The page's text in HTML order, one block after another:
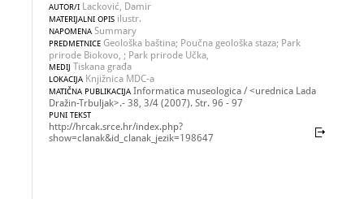
AUTOR/I Lacković, Damir
MATERIJALNI OPIS ilustr.
NAPOMENA Summary
PREDMETNICE Geološka baština; Poučna geološka staza; Park
prirode Biokovo, ; Park prirode Učka,
MEDIJ Tiskana građa
LOKACIJA Knjižnica MDC-a
MATIČNA PUBLIKACIJA Informatica museologica / <urednica Lada
Dražin-Trbuljak>.- 38, 3/4 (2007). Str. 96 - 97
PUNI TEKST
http://hrcak.srce.hr/index.php?
show=clanak&id_clanak_jezik=198647